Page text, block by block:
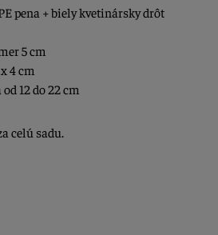
pena + biely kvetinársky drôt
5 cm
4 cm
12 do 22 cm
celú sadu.